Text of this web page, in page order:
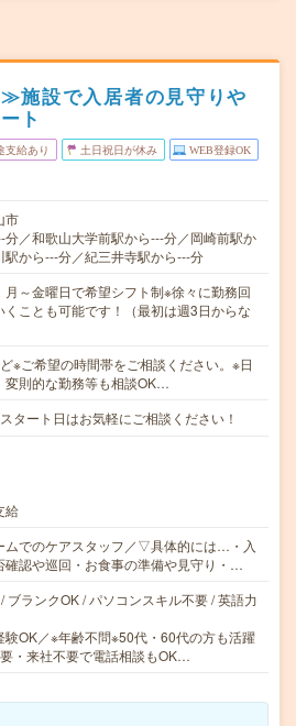
施設で入居者の見守りや
ト
支給あり 土日祝日が休み WEB登録OK
市
分／和歌山大学前駅から---分／岡崎前駅か
駅から---分／紀三井寺駅から---分
月～金曜日で希望シフト制※徐々に勤務回
くことも可能です！（最初は週3日からな
※ご希望の時間帯をご相談ください。※日
変則的な勤務等も相談OK…
ート日はお気軽にご相談ください！
給
ムでのケアスタッフ／▽具体的には…・入
確認や巡回・お食事の準備や見守り・…
ブランクOK / パソコンスキル不要 / 英語力
験OK／※年齢不問※50代・60代の方も活躍
・来社不要で電話相談もOK…